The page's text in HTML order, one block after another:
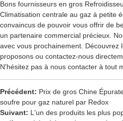
Bons fournisseurs en gros
Climatisation centrale au gaz à petite
convaincus de pouvoir vous offrir de
un partenaire commercial précieux.
avec vous prochainement. Découvrez
proposons ou contactez-nous
N'hésitez pas à nous contacter à tout
Précédent: Prix ​​de gros Chine
soufre pour gaz naturel par Redox
Suivant: L'un des produits les plus